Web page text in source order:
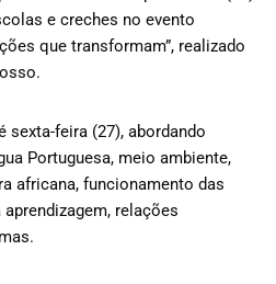
e creches no evento
que transformam”, realizado
sexta-feira (27), abordando
Portuguesa, meio ambiente,
africana, funcionamento das
relações